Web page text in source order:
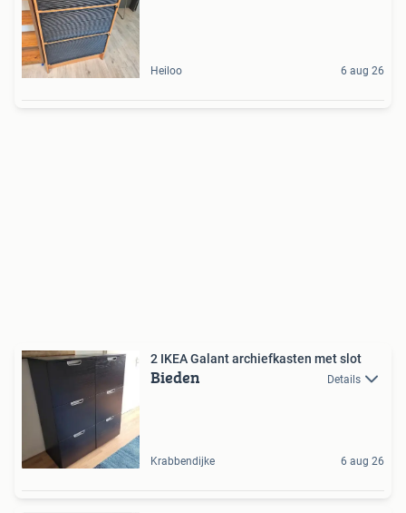
Heiloo 6 aug 26
2 IKEA Galant archiefkasten met slot
Bieden Details
Krabbendijke 6 aug 26